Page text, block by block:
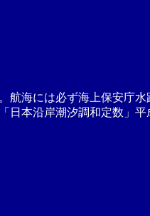
海には必ず海上保安庁水
本沿岸潮汐調和定数」平